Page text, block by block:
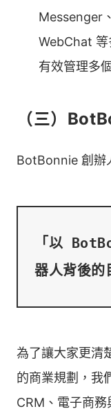
Messenger
WebChat 等
有效管理多
（三）
BotBonnie 創辦
「以
為了讓大家更清
的商業規劃，我
CRM、電子商務